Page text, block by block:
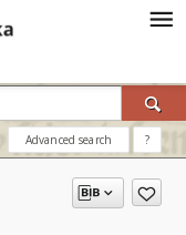
Advanced search ?